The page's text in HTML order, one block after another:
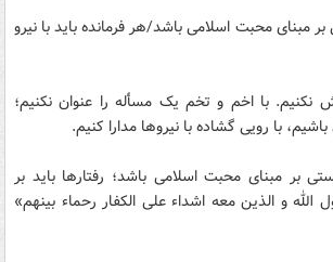
بر مبنای محبت اسلامی باشد/هر فرمانده باید با نیرو
نکنیم. با اخم و تخم یک مسأله را عنوان نکنیم؛
با رویی گشاده با نیروها مدارا کنیم.
بر مبنای محبت اسلامی باشد؛ رفتارها باید بر
و الذین معه اشداء علی الکفار رحماء بینهم»